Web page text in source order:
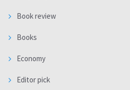
Book review
Books
Economy
Editor pick